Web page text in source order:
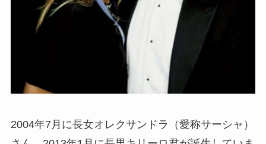
2004年7月に長女オレクサンドラ（愛称サーシャ）